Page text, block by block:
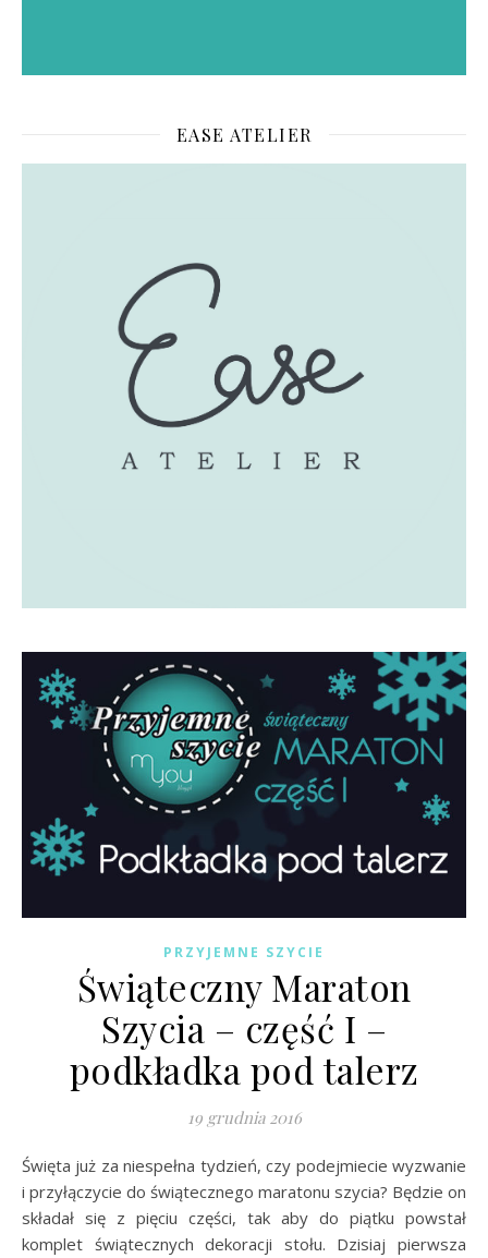
EASE ATELIER
PRZYJEMNE SZYCIE
Świąteczny Maraton
Szycia – część I –
podkładka pod talerz
19 grudnia 2016
Święta już za niespełna tydzień, czy podejmiecie wyzwanie
i przyłączycie do świątecznego maratonu szycia? Będzie on
składał się z pięciu części, tak aby do piątku powstał
komplet świątecznych dekoracji stołu. Dzisiaj pierwsza